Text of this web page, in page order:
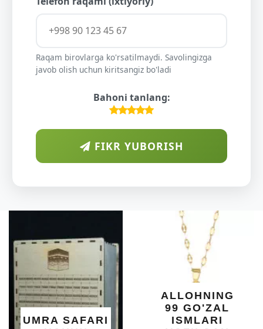
Raqam birovlarga ko'rsatilmaydi. Savolingizga
javob olish uchun kiritsangiz bo'ladi
Bahoni tanlang:
FIKR YUBORISH
ALLOHNING
99 GO'ZAL